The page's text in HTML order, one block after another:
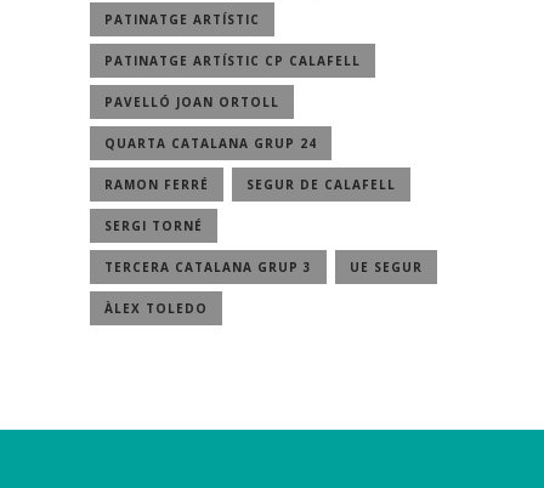
PATINATGE ARTÍSTIC
PATINATGE ARTÍSTIC CP CALAFELL
PAVELLÓ JOAN ORTOLL
QUARTA CATALANA GRUP 24
RAMON FERRÉ SEGUR DE CALAFELL
SERGI TORNÉ
TERCERA CATALANA GRUP 3 UE SEGUR
ÀLEX TOLEDO